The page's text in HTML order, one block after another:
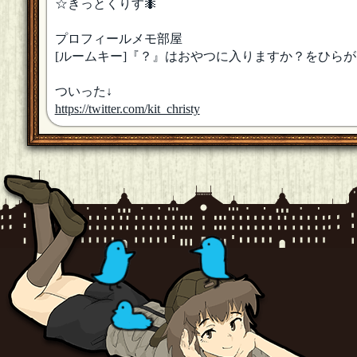
☆きっとくりす🐜
プロフィールメモ部屋
[ルームキー]『？』はおやつに入りますか？をひら
ついった↓
https://twitter.com/kit_christy